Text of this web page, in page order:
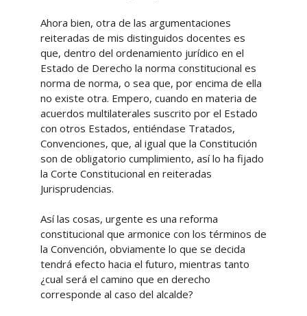
Ahora bien, otra de las argumentaciones
reiteradas de mis distinguidos docentes es
que, dentro del ordenamiento jurídico en el
Estado de Derecho la norma constitucional es
norma de norma, o sea que, por encima de ella
no existe otra. Empero, cuando en materia de
acuerdos multilaterales suscrito por el Estado
con otros Estados, entiéndase Tratados,
Convenciones, que, al igual que la Constitución
son de obligatorio cumplimiento, así lo ha fijado
la Corte Constitucional en reiteradas
Jurisprudencias.
Así las cosas, urgente es una reforma
constitucional que armonice con los términos de
la Convención, obviamente lo que se decida
tendrá efecto hacia el futuro, mientras tanto
¿cual será el camino que en derecho
corresponde al caso del alcalde?